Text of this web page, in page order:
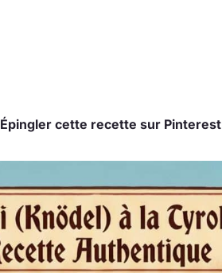
Épingler cette recette sur Pinterest